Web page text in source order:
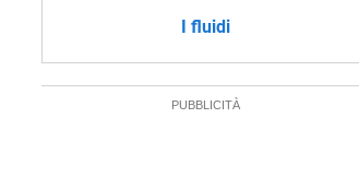
I fluidi